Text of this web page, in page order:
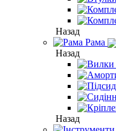
Назад
Рама
Назад
Назад